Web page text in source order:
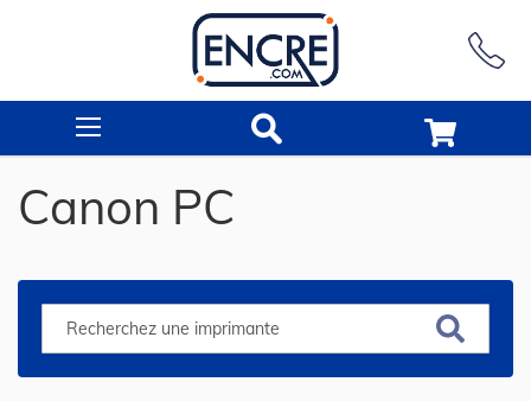
Canon PC